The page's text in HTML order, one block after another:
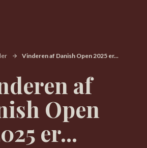
Vinderen af Danish Open 2025 er...
af
Open
er...